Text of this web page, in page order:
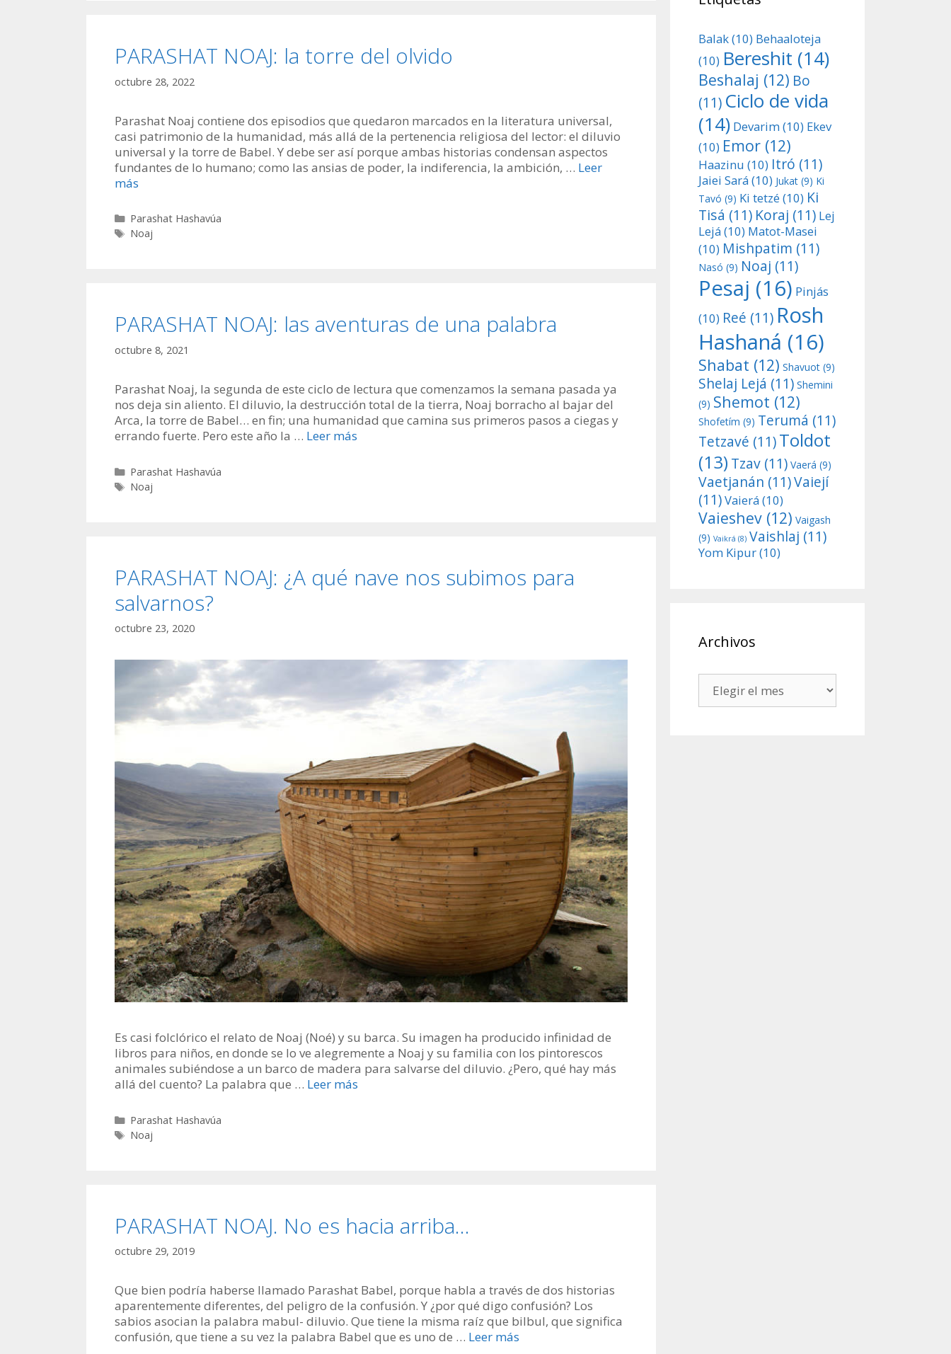
PARASHAT NOAJ: la torre del olvido
octubre 28, 2022
Parashat Noaj contiene dos episodios que quedaron marcados en la literatura universal,
casi patrimonio de la humanidad, más allá de la pertenencia religiosa del lector: el diluvio
universal y la torre de Babel. Y debe ser así porque ambas historias condensan aspectos
fundantes de lo humano; como las ansias de poder, la indiferencia, la ambición, … Leer
más
Categorías
Parashat Hashavúa
Etiquetas
Noaj
PARASHAT NOAJ: las aventuras de una palabra
octubre 8, 2021
Parashat Noaj, la segunda de este ciclo de lectura que comenzamos la semana pasada ya
nos deja sin aliento. El diluvio, la destrucción total de la tierra, Noaj borracho al bajar del
Arca, la torre de Babel… en fin; una humanidad que camina sus primeros pasos a ciegas y
errando fuerte. Pero este año la … Leer más
Categorías
Parashat Hashavúa
Etiquetas
Noaj
PARASHAT NOAJ: ¿A qué nave nos subimos para
salvarnos?
octubre 23, 2020
Es casi folclórico el relato de Noaj (Noé) y su barca. Su imagen ha producido infinidad de
libros para niños, en donde se lo ve alegremente a Noaj y su familia con los pintorescos
animales subiéndose a un barco de madera para salvarse del diluvio. ¿Pero, qué hay más
allá del cuento? La palabra que … Leer más
Categorías
Parashat Hashavúa
Etiquetas
Noaj
PARASHAT NOAJ. No es hacia arriba…
octubre 29, 2019
Que bien podría haberse llamado Parashat Babel, porque habla a través de dos historias
aparentemente diferentes, del peligro de la confusión. Y ¿por qué digo confusión? Los
sabios asocian la palabra mabul- diluvio. Que tiene la misma raíz que bilbul, que significa
confusión, que tiene a su vez la palabra Babel que es uno de … Leer más
Balak(10) Behaaloteja
(10) Bereshit (14)
Beshalaj (12) Bo
(11) Ciclo de vida
(14) Devarim(10) Ekev
(10) Emor (12)
Haazinu (10) Itró (11)
Jaiei Sará(10) Jukat (9) Ki
Tavó (9) Ki tetzé(10) Ki
Tisá (11) Koraj (11) Lej
Lejá(10) Matot-Masei
(10) Mishpatim (11)
Nasó (9) Noaj (11)
Pesaj (16) Pinjás
(10) Reé (11) Rosh
Hashaná (16)
Shabat (12) Shavuot (9)
Shelaj Lejá (11) Shemini
(9) Shemot (12)
Shofetím (9) Terumá (11)
Tetzavé (11)Toldot
(13) Tzav (11) Vaerá (9)
Vaetjanán (11)Vaiejí
(11)Vaierá(10)
Vaieshev (12) Vaigash
(9) Vaikrá (8) Vaishlaj (11)
Yom Kipur(10)
Archivos